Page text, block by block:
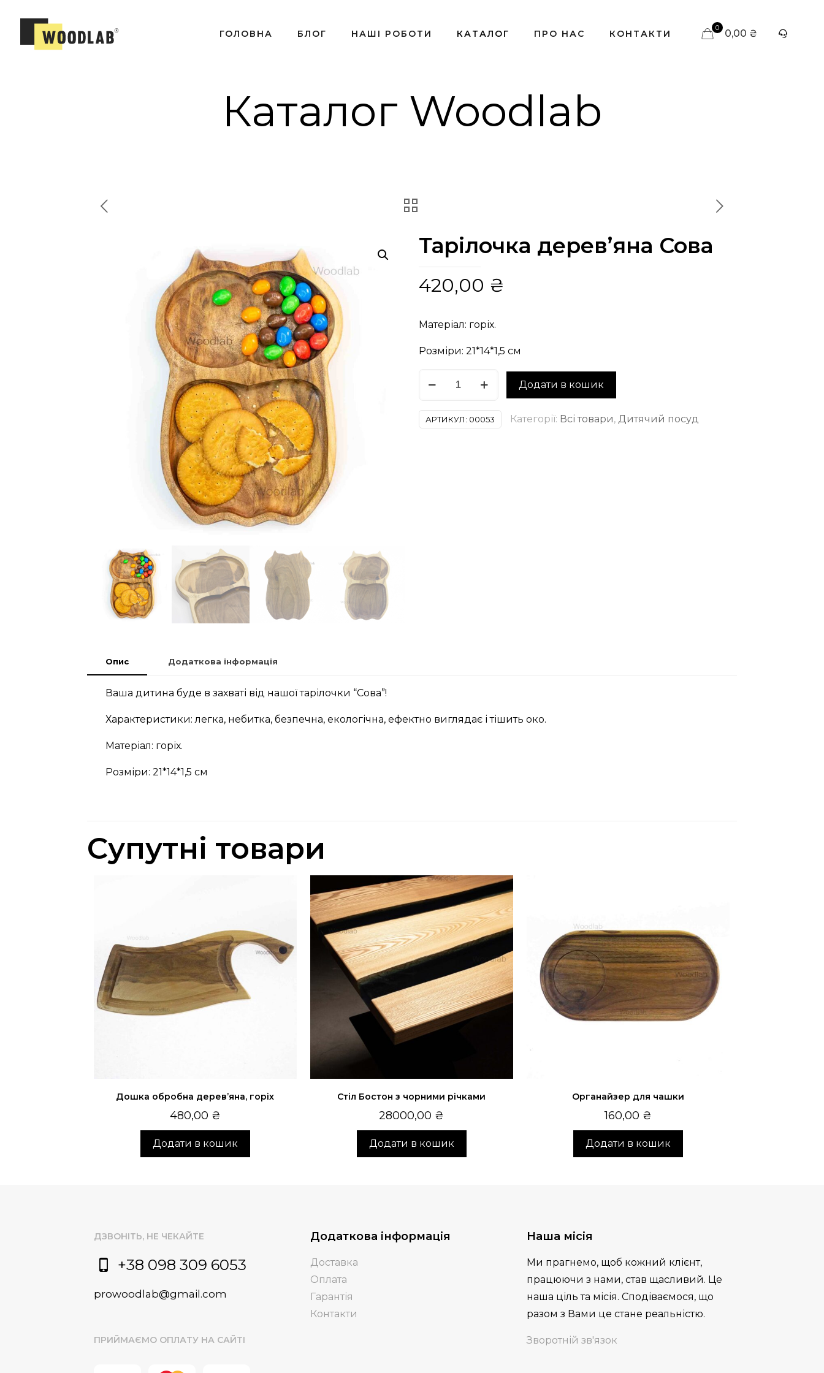
ГОЛОВНА БЛОГ НАШІ РОБОТИ КАТАЛОГ ПРО НАС КОНТАКТИ
0 0,00 ₴
Каталог Woodlab
Тарілочка дерев’яна Сова
420,00 ₴
Матеріал: горіх.
Розміри: 21*14*1,5 см
Сова
кількість
Додати в кошик
АРТИКУЛ: 00053 Категорії: Всі товари, Дитячий посуд
Опис Додаткова інформація
Ваша дитина буде в захваті від нашої тарілочки “Сова”!
Характеристики: легка, небитка, безпечна, екологічна, ефектно виглядає і тішить око.
Матеріал: горіх.
Розміри: 21*14*1,5 см
Супутні товари
Дошка обробна дерев’яна, горіх
480,00 ₴
Додати в кошик
Стіл Бостон з чорними річками
28000,00 ₴
Додати в кошик
Органайзер для чашки
160,00 ₴
Додати в кошик
ДЗВОНІТЬ, НЕ ЧЕКАЙТЕ
+38 098 309 6053
prowoodlab@gmail.com
ПРИЙМАЄМО ОПЛАТУ НА САЙТІ
Додаткова інформація
Доставка
Оплата
Гарантія
Контакти
Наша місія
Ми прагнемо, щоб кожний клієнт,
працюючи з нами, став щасливий. Це
наша ціль та місія. Сподіваємося, що
разом з Вами це стане реальністю.
Зворотній зв'язок